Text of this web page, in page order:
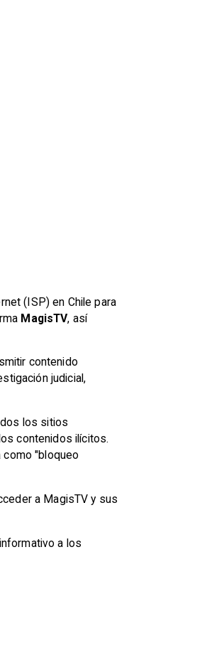
(ISP) en Chile para
MagisTV, así
contenido
judicial,
los sitios
contenidos ilícitos.
"bloqueo
a MagisTV y sus
a los